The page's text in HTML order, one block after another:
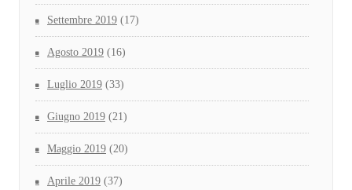
Settembre 2019 (17)
Agosto 2019 (16)
Luglio 2019 (33)
Giugno 2019 (21)
Maggio 2019 (20)
Aprile 2019 (37)